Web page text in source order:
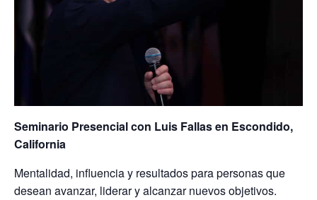
Seminario Presencial con Luis Fallas en Escondido,
California
Mentalidad, influencia y resultados para personas que
desean avanzar, liderar y alcanzar nuevos objetivos.